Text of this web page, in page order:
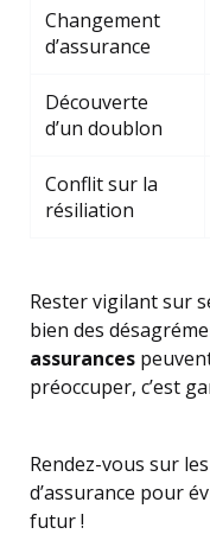
Changement
d’assurance
Découverte
d’un doublon
Conflit sur la
résiliation
Rester vigilant sur
bien des
assurances
préoccuper, c’est
Rendez-vous sur
d’assurance pour
futur !